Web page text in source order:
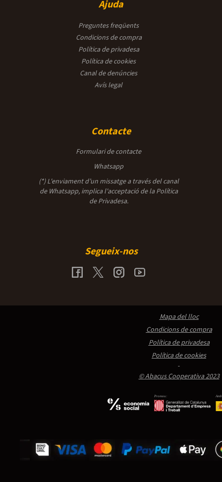
Ajuda
Preguntes freqüents
Condicions de compra
Política de privadesa
Política de cookies
Canal de denúncies
Avís legal
Contacte
Formulari de contacte
Whatsapp
(*) L'enviament d’un missatge a través del canal
de Whatsapp, implica l'acceptació de laPolítica
de Privadesa.
Segueix-nos
Promou:
© Abacus Cooperativa 2023
Mapa del lloc
Condicions de compra
Política de privadesa
Política de cookies